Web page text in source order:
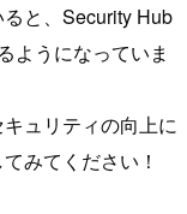
と、Security Hub
ようになっていま
ュリティの向上に
みてください！